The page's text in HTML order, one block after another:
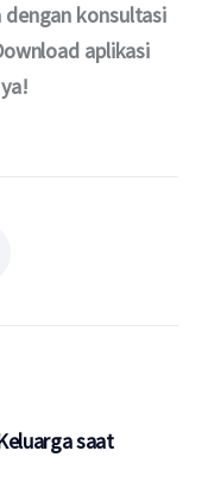
dengan konsultasi
aplikasi
saat